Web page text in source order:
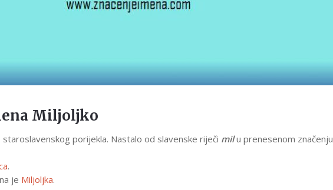
Miljoljko
porijekla. Nastalo od slavenske riječi milu prenesenom značenju
.
je Miljoljka.